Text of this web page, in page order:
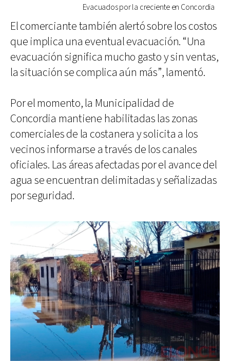
Evacuados por la creciente en Concordia
El comerciante también alertó sobre los costos
que implica una eventual evacuación. “Una
evacuación significa mucho gasto y sin ventas,
la situación se complica aún más”, lamentó.
Por el momento, la Municipalidad de
Concordia mantiene habilitadas las zonas
comerciales de la costanera y solicita a los
vecinos informarse a través de los canales
oficiales. Las áreas afectadas por el avance del
agua se encuentran delimitadas y señalizadas
por seguridad.